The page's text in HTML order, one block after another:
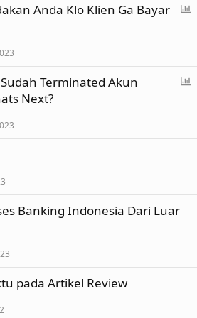
Anda Klo Klien Ga Bayar
Sudah Terminated Akun
Next?
Banking Indonesia Dari Luar
pada Artikel Review